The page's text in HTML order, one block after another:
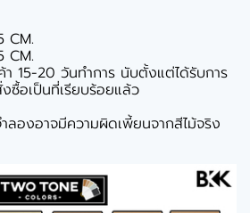
CM.
CM.
า 15-20 วันทำการ นับตั้งแต่ได้รับการ
ซื้อเป็นที่เรียบร้อยแล้ว
ลองอาจมีความผิดเพี้ยนจากสีไม้จริง